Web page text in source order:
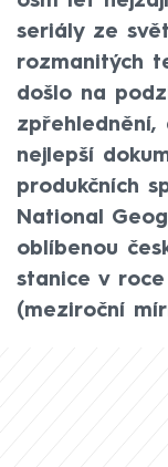
seriály ze
rozmanitých
došlo na
zpřehlednění,
nejlepší
produkčních
National
oblíbenou
stanice v roce
(meziroční